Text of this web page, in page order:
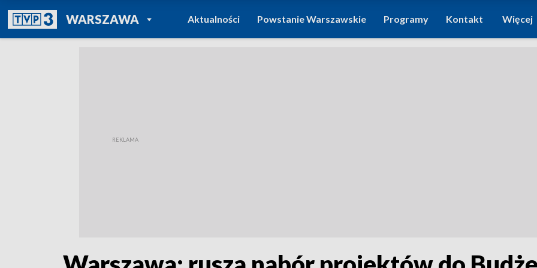
WARSZAWAPOWRÓT DO
TVP REGIONY
Aktualności Powstanie Warszawskie Programy Kontakt Więcej